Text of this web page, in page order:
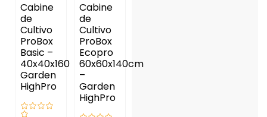
Cabine
de
Cultivo
ProBox
Basic –
40x40x160
Garden
HighPro
Cabine
de
Cultivo
ProBox
Ecopro
60x60x140cm
–
Garden
HighPro